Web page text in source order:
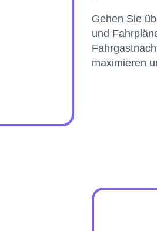
Gehen Sie
und
maximieren